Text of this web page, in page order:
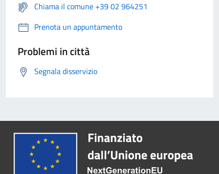
Chiama il comune +39 02 964251
Prenota un appuntamento
Problemi in città
Segnala disservizio